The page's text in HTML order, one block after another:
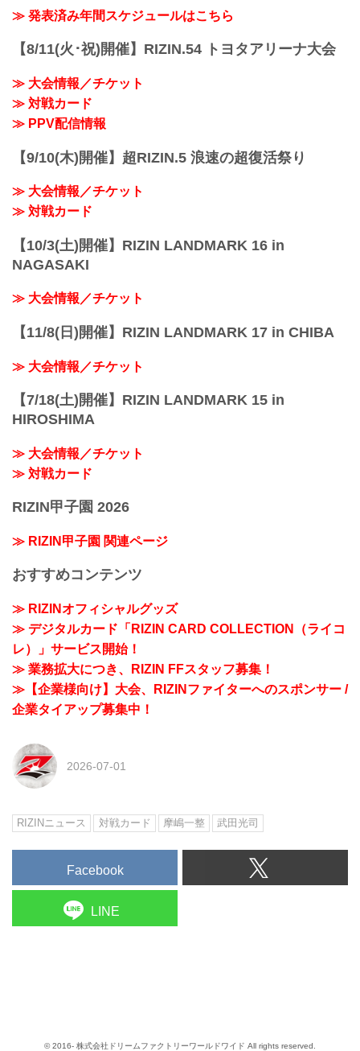
RIZIN.54 大会概要
開催日時
2026年8月11日（火・祝）12:00開場（予
定）／14:00開始（予定）
電車でお越しの方
新交通ゆりかもめ 「青海」駅 徒歩4分
≫ 発表済み年間スケジュールはこちら
【8/11(火･祝)開催】RIZIN.54 トヨタアリーナ大会
≫ 大会情報／チケット
≫ 対戦カード
≫ PPV配信情報
【9/10(木)開催】超RIZIN.5 浪速の超復活祭り
≫ 大会情報／チケット
≫ 対戦カード
【10/3(土)開催】RIZIN LANDMARK 16 in
NAGASAKI
≫ 大会情報／チケット
【11/8(日)開催】RIZIN LANDMARK 17 in CHIBA
≫ 大会情報／チケット
【7/18(土)開催】RIZIN LANDMARK 15 in
HIROSHIMA
≫ 大会情報／チケット
≫ 対戦カード
RIZIN甲子園 2026
≫ RIZIN甲子園 関連ページ
おすすめコンテンツ
≫ RIZINオフィシャルグッズ
≫ デジタルカード「RIZIN CARD COLLECTION（ライコ
レ）」サービス開始！
≫ 業務拡大につき、RIZIN FFスタッフ募集！
≫【企業様向け】大会、RIZINファイターへのスポンサー /
企業タイアップ募集中！
2026-07-01
RIZINニュース 対戦カード 摩嶋一整 武田光司
Facebook
LINE
© 2016- 株式会社ドリームファクトリーワールドワイド All rights reserved.